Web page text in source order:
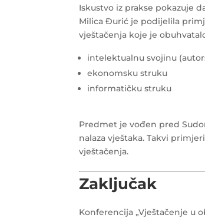
Iskustvo iz prakse pokazuje
Milica Đurić je podijelila
vještačenja koje je
intelektualnu svojinu
ekonomsku struku
informatičku struku
Predmet je vođen pred
nalaza vještaka. Takvi
vještačenja.
Zaključak
Konferencija „Vještačenje u